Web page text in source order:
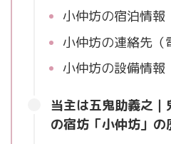
小仲坊の宿泊情報
小仲坊の連絡先（
小仲坊の設備情報
当主は五鬼助義之
の宿坊「小仲坊」の